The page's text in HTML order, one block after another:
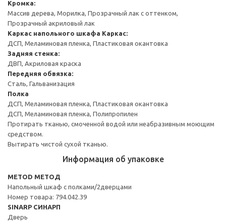
Кромка:
Массив дерева, Морилка, Прозрачный лак с оттенком,
Прозрачный акриловый лак
Каркас напольного шкафа Каркас:
ДСП, Меламиновая пленка, Пластиковая окантовка
Задняя стенка:
ДВП, Акриловая краска
Передняя обвязка:
Сталь, Гальванизация
Полка
ДСП, Меламиновая пленка, Пластиковая окантовка
ДСП, Меламиновая пленка, Полипропилен
Протирать тканью, смоченной водой или неабразивным моющим
средством.
Вытирать чистой сухой тканью.
Информация об упаковке
METOD МЕТОД
Напольный шкаф с полками/2дверцами
Номер товара: 794.042.39
SINARP СИНАРП
Дверь